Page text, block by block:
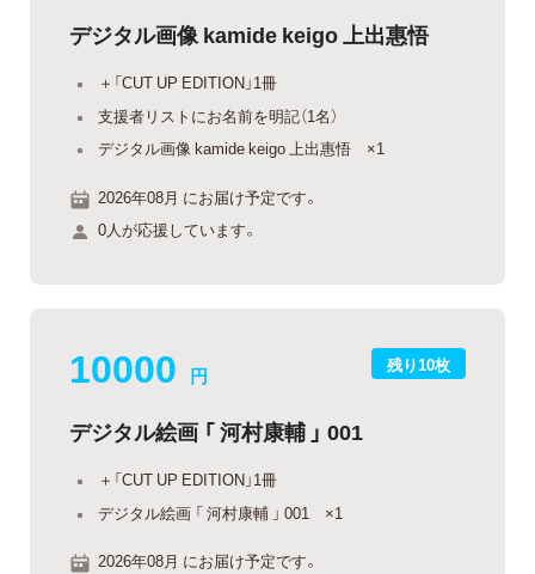
デジタル画像 kamide keigo 上出惠悟
＋「CUT UP EDITION」1冊
支援者リストにお名前を明記（1名）
デジタル画像 kamide keigo 上出惠悟 ×1
2026年08月 にお届け予定です。
0人が応援しています。
残り10枚
10000 円
デジタル絵画 「 河村康輔 」 001
＋「CUT UP EDITION」1冊
デジタル絵画 「 河村康輔 」 001 ×1
2026年08月 にお届け予定です。